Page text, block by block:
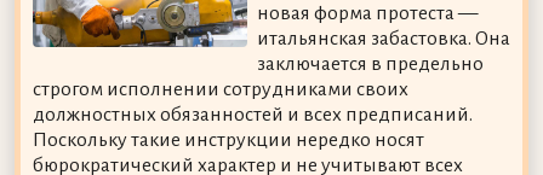
новая форма протеста —
итальянская забастовка. Она
заключается в предельно
строгом исполнении сотрудниками своих
должностных обязанностей и всех предписаний.
Поскольку такие инструкции нередко носят
бюрократический характер и не учитывают всех